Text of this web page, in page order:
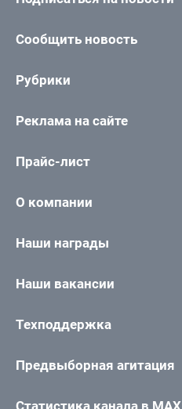
Сообщить новость
Рубрики
Реклама на сайте
Прайс-лист
О компании
Наши награды
Наши вакансии
Техподдержка
Предвыборная агитация
Статистика канала в MAX